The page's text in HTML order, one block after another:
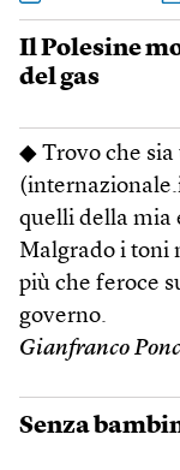
Il Polesine
del gas
◆ Trovo che
quelli della mia
Malgrado i toni
più che feroce
governo.
Gianfranco
Senza